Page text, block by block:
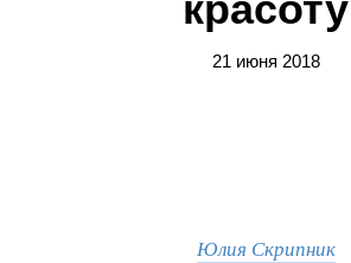
21 июня 2018
Юлия Скрипник